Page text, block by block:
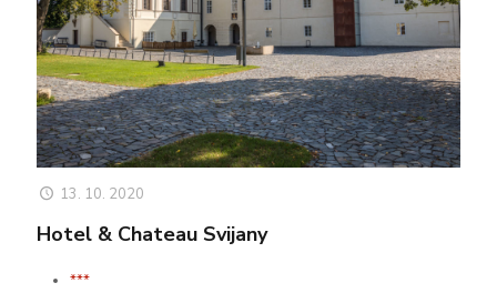
13. 10. 2020
Hotel & Chateau Svijany
***